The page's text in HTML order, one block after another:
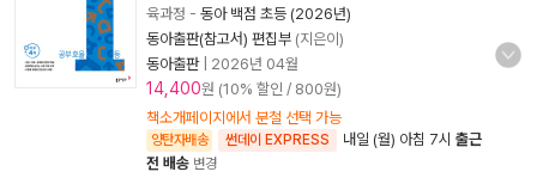
육과정 - 동아 백점 초등 (2026년)
동아출판(참고서) 편집부 (지은이)
동아출판| 2026년 04월
14,400원 (10% 할인 / 800원)
책소개페이지에서 분철 선택 가능
양탄자배송 썬데이 EXPRESS 내일 (월) 아침 7시 출근
전 배송 변경